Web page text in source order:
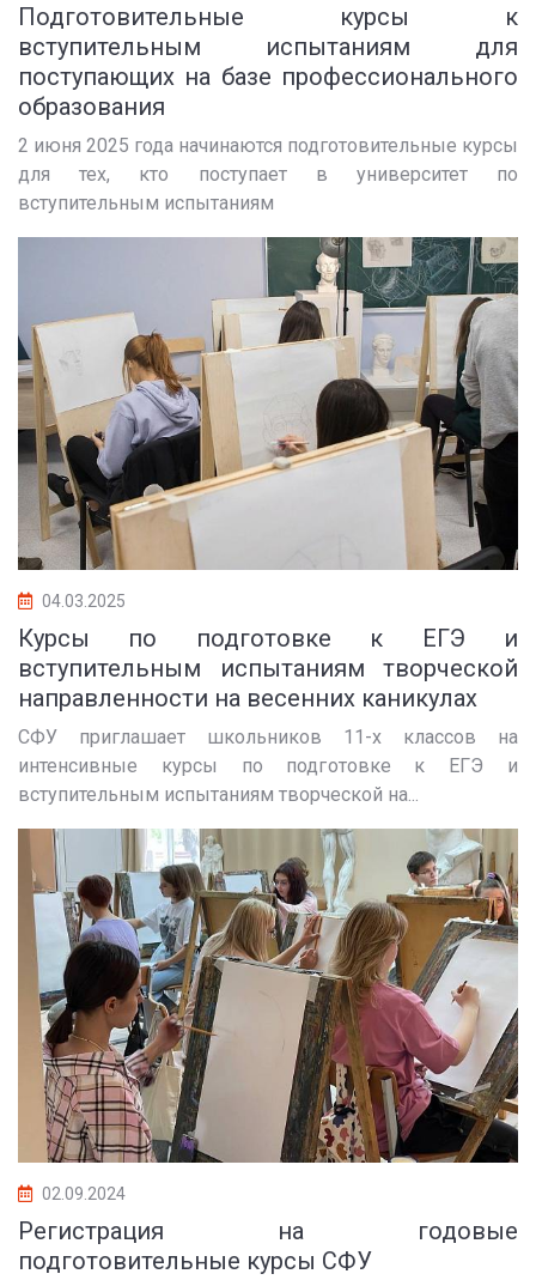
Подготовительные курсы к
вступительным испытаниям для
поступающих на базе профессионального
образования
2 июня 2025 года начинаются подготовительные курсы
для тех, кто поступает в университет по
вступительным испытаниям
04.03.2025
Курсы по подготовке к ЕГЭ и
вступительным испытаниям творческой
направленности на весенних каникулах
СФУ приглашает школьников 11-х классов на
интенсивные курсы по подготовке к ЕГЭ и
вступительным испытаниям творческой на...
02.09.2024
Регистрация на годовые
подготовительные курсы СФУ